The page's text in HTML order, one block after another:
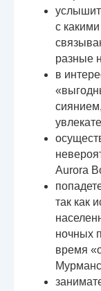
с
разные
в
Aurora
так как
ночных
время